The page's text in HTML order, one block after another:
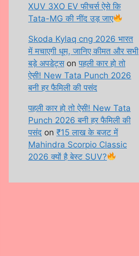
XUV 3XO EV फीचर्स ऐसे कि
Tata-MG की नींद उड़ जाए
Skoda Kylaq cng 2026 भारत
में मचाएगी धूम, जानिए कीमत और सभी
बड़े अपडेट्सonपहली कार हो तो
ऐसी! New Tata Punch 2026
बनी हर फैमिली की पसंद
पहली कार हो तो ऐसी! New Tata
Punch 2026 बनी हर फैमिली की
पसंद on ₹15 लाख के बजट में
Mahindra Scorpio Classic
2026 क्यों है बेस्ट SUV?